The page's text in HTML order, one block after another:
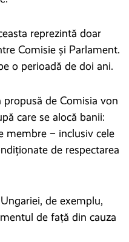
reprezintă doar
Comisie și Parlament.
o perioadă de doi ani.
de Comisia von
care se alocă banii:
membre – inclusiv cele
de respectarea
de exemplu,
de față din cauza